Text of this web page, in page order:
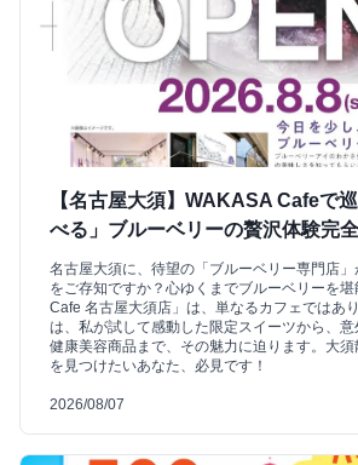
【名古屋大須】WAKASA Cafeで
べる」ブルーベリーの贅沢体験完
名古屋大須に、待望の「ブルーベリー専門店」
をご存知ですか？心ゆくまでブルーベリーを
Cafe 名古屋大須店」は、単なるカフェではあ
は、私が試して感動した限定スイーツから、
健康美容商品まで、その魅力に迫ります。大
を見つけたいあなた、必見です！
2026/08/07